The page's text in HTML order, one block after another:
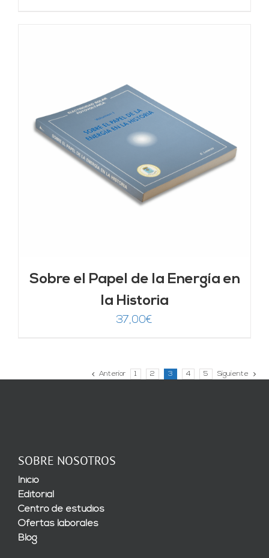
Sobre el Papel de la Energía en
la Historia
37,00€
Anterior 1 2 3 4 5 Siguiente
SOBRE NOSOTROS
Inicio
Editorial
Centro de estudios
Ofertas laborales
Blog